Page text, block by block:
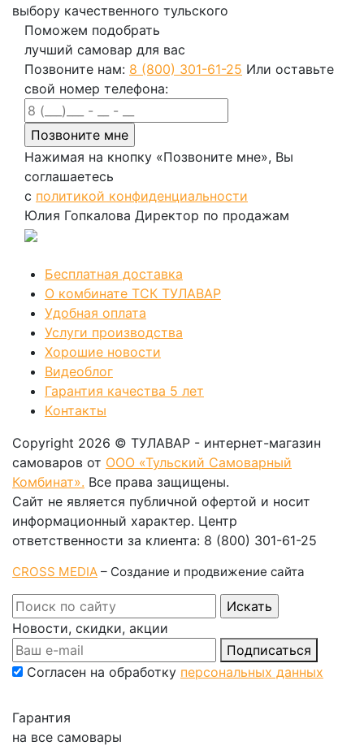
выбору качественного тульского
Поможем подобрать
лучший самовар для вас
Позвоните нам: 8 (800) 301-61-25 Или оставьте
свой номер телефона:
Нажимая на кнопку «Позвоните мне», Вы
соглашаетесь
с политикой конфиденциальности
Юлия Гопкалова Директор по продажам
Бесплатная доставка
О комбинате ТСК ТУЛАВАР
Удобная оплата
Услуги производства
Хорошие новости
Видеоблог
Гарантия качества 5 лет
Kонтакты
Copyright 2026 © ТУЛАВАР - интернет-магазин
самоваров от ООО «Тульский Самоварный
Комбинат». Все права защищены.
Сайт не является публичной офертой и носит
информационный характер. Центр
ответственности за клиента: 8 (800) 301-61-25
CROSS MEDIA – Создание и продвижение сайта
Новости, скидки, акции
Подписаться
Согласен на обработку персональных данных
Гарантия
на все самовары